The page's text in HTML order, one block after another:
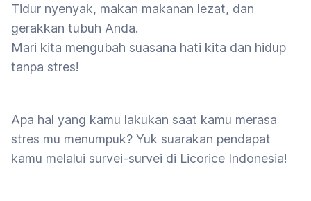
Tidur nyenyak, makan makanan lezat, dan
gerakkan tubuh Anda.
Mari kita mengubah suasana hati kita dan hidup
tanpa stres!
Apa hal yang kamu lakukan saat kamu merasa
stres mu menumpuk? Yuk suarakan pendapat
kamu melalui survei-survei di Licorice Indonesia!